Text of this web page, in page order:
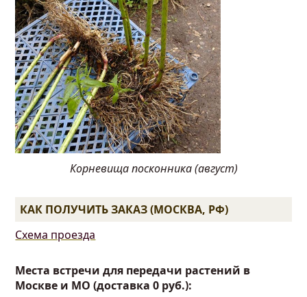
Корневища посконника (август)
КАК ПОЛУЧИТЬ ЗАКАЗ (МОСКВА, РФ)
Схема проезда
Места встречи для передачи растений в
Москве и МО (доставка 0 руб.):